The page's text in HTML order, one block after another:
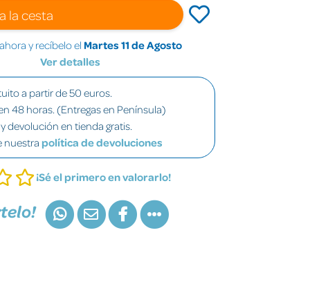
la cesta
y recíbelo el Martes 11 de Agosto
Ver detalles
a partir de 50 euros.
48 horas. (Entregas en Península)
devolución en tienda gratis.
nuestra política de devoluciones
¡Sé el primero en valorarlo!